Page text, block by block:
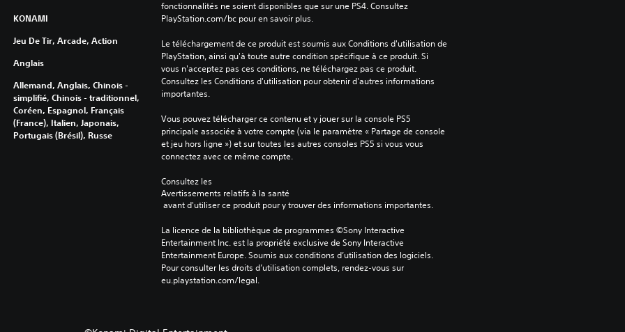
KONAMI
Jeu De Tir, Arcade, Action
Anglais
Allemand, Anglais, Chinois -
simplifié, Chinois - traditionnel,
Coréen, Espagnol, Français
(France), Italien, Japonais,
Portugais (Brésil), Russe
fonctionnalités ne soient disponibles que sur une PS4. Consultez
PlayStation.com/bc pour en savoir plus.
Le téléchargement de ce produit est soumis aux Conditions d'utilisation de
PlayStation, ainsi qu'à toute autre condition spécifique à ce produit. Si
vous n'acceptez pas ces conditions, ne téléchargez pas ce produit.
Consultez les Conditions d'utilisation pour obtenir d'autres informations
importantes.
Vous pouvez télécharger ce contenu et y jouer sur la console PS5
principale associée à votre compte (via le paramètre « Partage de console
et jeu hors ligne ») et sur toutes les autres consoles PS5 si vous vous
connectez avec ce même compte.
Consultez les
Avertissements relatifs à la santé
avant d'utiliser ce produit pour y trouver des informations importantes.
La licence de la bibliothèque de programmes ©Sony Interactive
Entertainment Inc. est la propriété exclusive de Sony Interactive
Entertainment Europe. Soumis aux conditions d’utilisation des logiciels.
Pour consulter les droits d’utilisation complets, rendez-vous sur
eu.playstation.com/legal.